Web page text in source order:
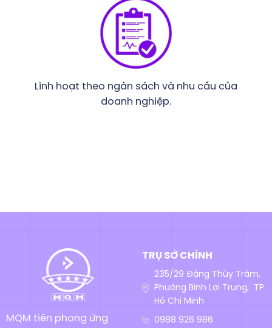
Linh hoạt theo ngân sách và nhu cầu của
doanh nghiệp.
MQM tiên phong ứng
TRỤ SỞ CHÍNH
235/29 Đặng Thùy Trâm,
Phường Bình Lợi Trung, TP.
Hồ Chí Minh
0988 926 986